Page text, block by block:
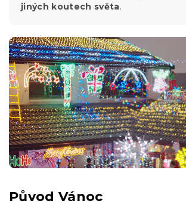
jiných koutech světa.
Původ Vánoc